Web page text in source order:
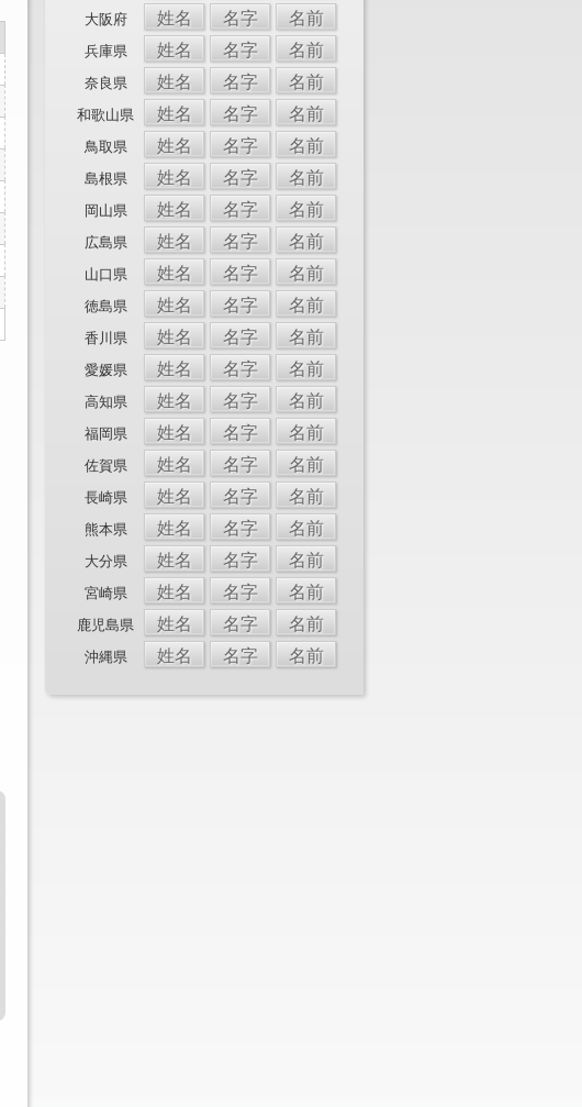
大阪府 姓名 名字 名前
兵庫県 姓名 名字 名前
奈良県 姓名 名字 名前
和歌山県 姓名 名字 名前
鳥取県 姓名 名字 名前
島根県 姓名 名字 名前
岡山県 姓名 名字 名前
広島県 姓名 名字 名前
山口県 姓名 名字 名前
徳島県 姓名 名字 名前
香川県 姓名 名字 名前
愛媛県 姓名 名字 名前
高知県 姓名 名字 名前
福岡県 姓名 名字 名前
佐賀県 姓名 名字 名前
長崎県 姓名 名字 名前
熊本県 姓名 名字 名前
大分県 姓名 名字 名前
宮崎県 姓名 名字 名前
鹿児島県 姓名 名字 名前
沖縄県 姓名 名字 名前